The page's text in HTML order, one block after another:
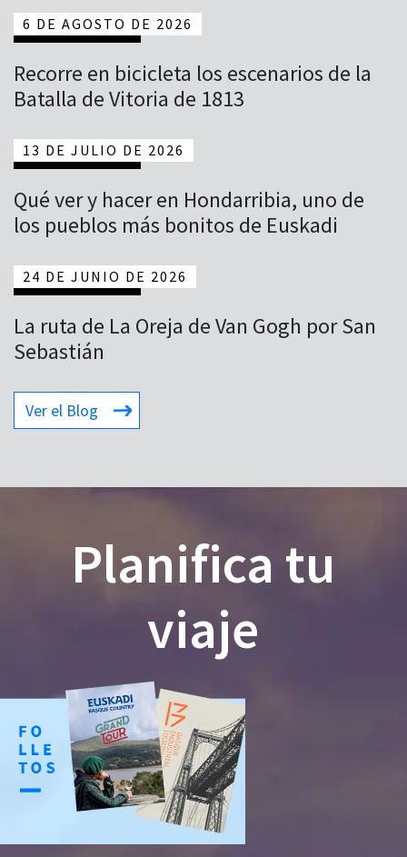
6 DE AGOSTO DE 2026
Recorre en bicicleta los escenarios de la
Batalla de Vitoria de 1813
13 DE JULIO DE 2026
Qué ver y hacer en Hondarribia, uno de
los pueblos más bonitos de Euskadi
24 DE JUNIO DE 2026
La ruta de La Oreja de Van Gogh por San
Sebastián
Ver el Blog
Planifica tu
viaje